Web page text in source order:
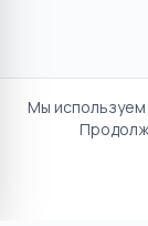
Мы используем